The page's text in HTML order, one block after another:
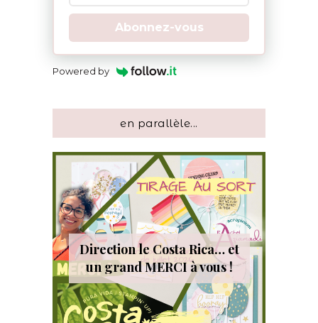
Abonnez-vous
Powered by
en parallèle...
Direction le Costa Rica… et
un grand MERCI à vous !